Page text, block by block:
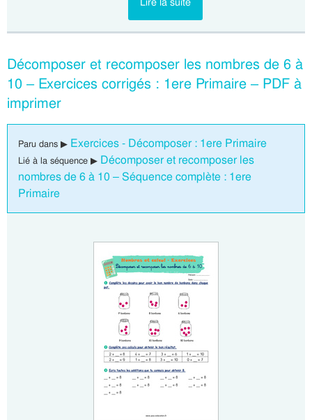
Décomposer et recomposer les nombres de 6 à
10 – Exercices corrigés : 1ere Primaire – PDF à
imprimer
Paru dans ▶ Exercices - Décomposer : 1ere Primaire
Lié à la séquence ▶ Décomposer et recomposer les
nombres de 6 à 10 – Séquence complète : 1ere
Primaire